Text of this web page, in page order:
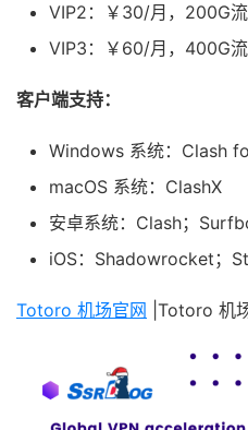
VIP2：￥30/月，200G流
VIP3：￥60/月，400G流
客户端支持：
Windows 系统：Clash
macOS 系统：ClashX
安卓系统：Clash；
iOS：Shadowrocket；
Totoro 机场官网 |Totoro 机